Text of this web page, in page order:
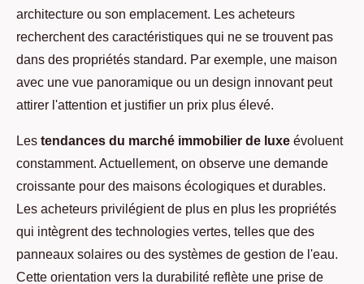
architecture ou son emplacement. Les acheteurs
recherchent des caractéristiques qui ne se trouvent pas
dans des propriétés standard. Par exemple, une maison
avec une vue panoramique ou un design innovant peut
attirer l'attention et justifier un prix plus élevé.
Les tendances du marché immobilier de luxe évoluent
constamment. Actuellement, on observe une demande
croissante pour des maisons écologiques et durables.
Les acheteurs privilégient de plus en plus les propriétés
qui intègrent des technologies vertes, telles que des
panneaux solaires ou des systèmes de gestion de l'eau.
Cette orientation vers la durabilité reflète une prise de